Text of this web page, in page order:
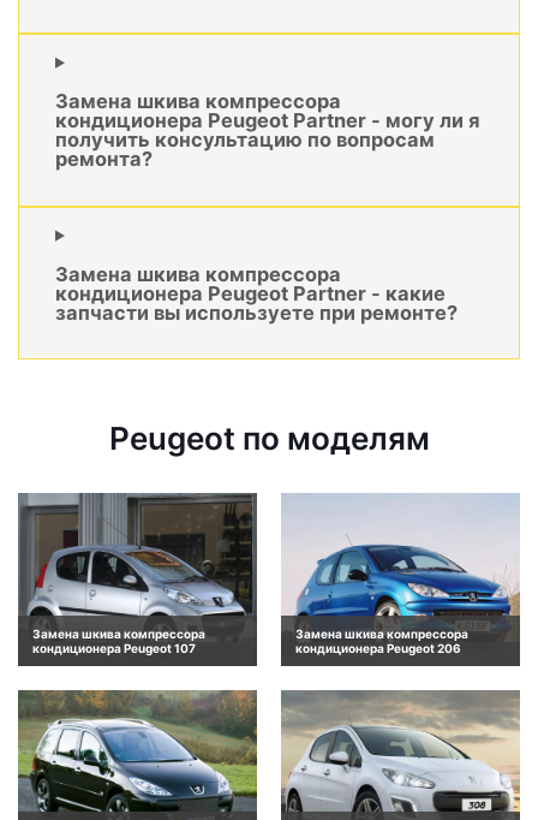
Замена шкива компрессора
кондиционера Peugeot Partner - могу ли я
получить консультацию по вопросам
ремонта?
Замена шкива компрессора
кондиционера Peugeot Partner - какие
запчасти вы используете при ремонте?
Peugeot по моделям
Замена шкива компрессора
кондиционера Peugeot 107
Замена шкива компрессора
кондиционера Peugeot 206